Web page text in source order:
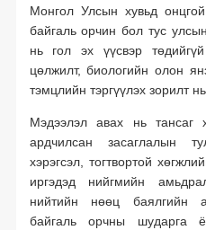
Монгол Улсын хувьд
байгаль орчин бол тус
нь гол эх үүсвэр
цөлжилт, биологийн олон
тэмцлийн тэргүүлэх зорилт
Мэдээлэл авах нь
ардчилсан засаглалын
хэрэгсэл, тогтвортой
иргэдэд нийгмийн
нийтийн нөөц баялгийн
байгаль орчны шударга